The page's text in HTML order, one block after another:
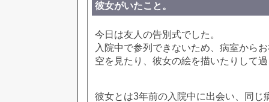
彼女がいたこと。
今日は友人の告別式でした。
入院中で参列できないため、病室から
空を見たり、彼女の絵を描いたりして
彼女とは3年前の入院中に出会い、同じ